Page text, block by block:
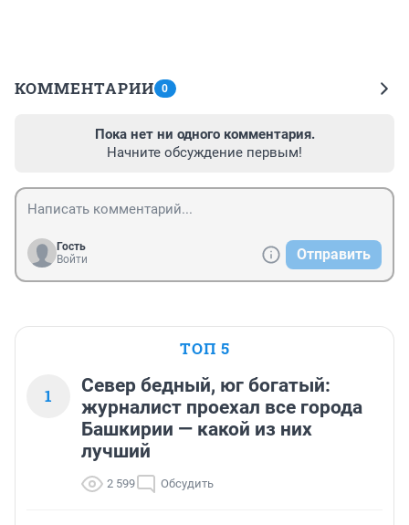
КОММЕНТАРИИ 0
Пока нет ни одного комментария.
Начните обсуждение первым!
Гость
Войти
Отправить
ТОП 5
1
Север бедный, юг богатый:
журналист проехал все города
Башкирии — какой из них
лучший
2 599 Обсудить